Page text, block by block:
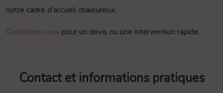
notre cadre d’accueil chaleureux.
Contactez-nous pour un devis ou une intervention rapide.
Contact et informations pratiques